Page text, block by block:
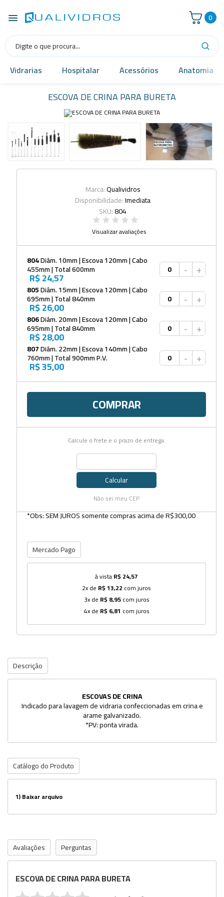
0
Vidrarias Hospitalar Acessórios Anatomia
ESCOVA DE CRINA PARA BURETA
Marca:Qualividros
Disponibilidade:Imediata
SKU:804
Visualizar avaliações
804Diâm. 10mm | Escova 120mm | Cabo
455mm | Total 600mm
R$ 24,57
- +
805Diâm. 15mm | Escova 120mm | Cabo
695mm | Total 840mm
R$ 26,00
- +
806Diâm. 20mm | Escova 120mm | Cabo
695mm | Total 840mm
R$ 28,00
- +
807Diâm. 22mm | Escova 140mm | Cabo
760mm | Total 900mm P.V.
R$ 35,00
- +
COMPRAR
Calcule o frete e o prazo de entrega.
Calcular
Não sei meu CEP
*Obs: SEM JUROS somente compras acima de R$300,00
Mercado Pago
à vistaR$ 24,57
2x de R$ 13,22 com juros
3x de R$ 8,95com juros
4x de R$ 6,81 com juros
Descrição
ESCOVAS DE CRINA
Indicado para lavagem de vidraria confeccionadas em crina e
arame galvanizado.
*PV: ponta virada.
Catálogo do Produto
1)Baixar arquivo
Avaliações Perguntas
ESCOVA DE CRINA PARA BURETA